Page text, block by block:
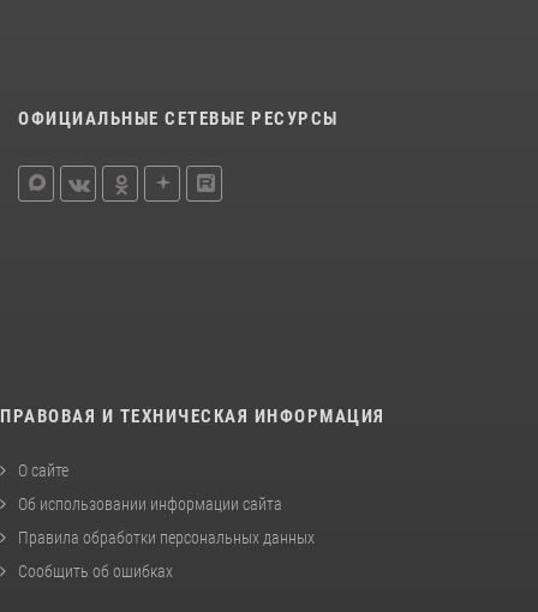
ОФИЦИАЛЬНЫЕ СЕТЕВЫЕ РЕСУРСЫ
ПРАВОВАЯ И ТЕХНИЧЕСКАЯ ИНФОРМАЦИЯ
О сайте
Об использовании информации сайта
Правила обработки персональных данных
Сообщить об ошибках